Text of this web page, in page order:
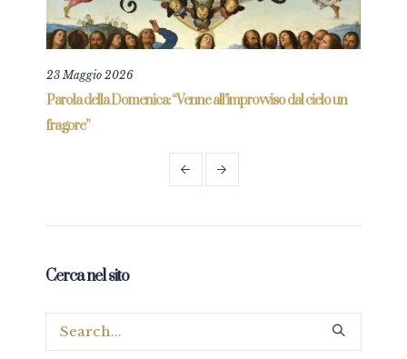
23 Maggio 2026
Parola della Domenica: “Venne all’improvviso dal cielo un
fragore”
Cerca nel sito